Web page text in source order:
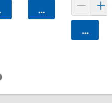
에 담기 카트에 담기
카트에